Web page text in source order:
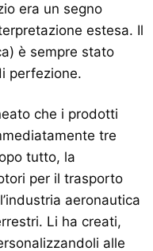
era un segno
estesa. Il
è sempre stato
perfezione.
che i prodotti
tre
tutto, la
per il trasporto
aeronautica
Li ha creati,
alle